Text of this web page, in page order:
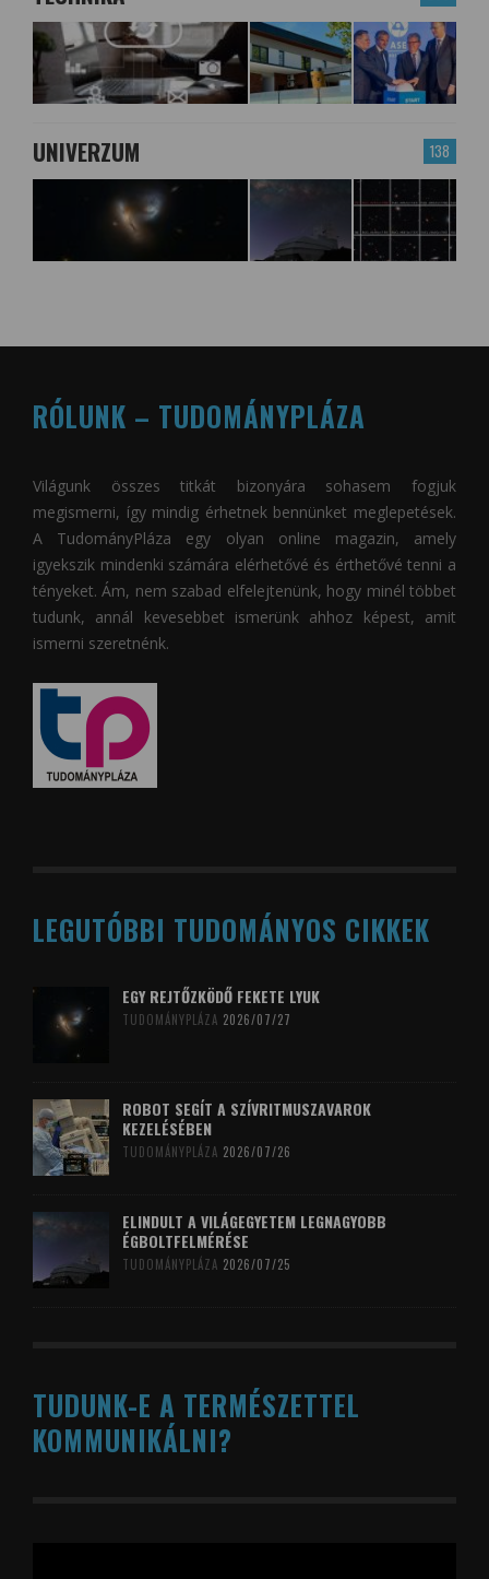
138
UNIVERZUM
RÓLUNK – TUDOMÁNYPLÁZA
Világunk összes titkát bizonyára sohasem fogjuk
megismerni, így mindig érhetnek bennünket meglepetések.
A TudományPláza egy olyan online magazin, amely
igyekszik mindenki számára elérhetővé és érthetővé tenni a
tényeket. Ám, nem szabad elfelejtenünk, hogy minél többet
tudunk, annál kevesebbet ismerünk ahhoz képest, amit
ismerni szeretnénk.
LEGUTÓBBI TUDOMÁNYOS CIKKEK
EGY REJTŐZKÖDŐ FEKETE LYUK
TUDOMÁNYPLÁZA 2026/07/27
ROBOT SEGÍT A SZÍVRITMUSZAVAROK
KEZELÉSÉBEN
TUDOMÁNYPLÁZA 2026/07/26
ELINDULT A VILÁGEGYETEM LEGNAGYOBB
ÉGBOLTFELMÉRÉSE
TUDOMÁNYPLÁZA 2026/07/25
TUDUNK-E A TERMÉSZETTEL
KOMMUNIKÁLNI?